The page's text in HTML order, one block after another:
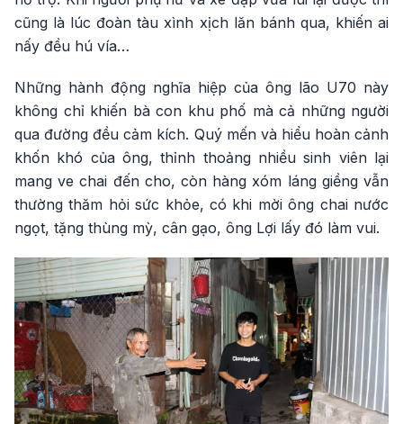
cũng là lúc đoàn tàu xình xịch lăn bánh qua, khiến ai
nấy đều hú vía…
Những hành động nghĩa hiệp của ông lão U70 này
không chỉ khiến bà con khu phố mà cả những người
qua đường đều cảm kích. Quý mến và hiểu hoàn cảnh
khốn khó của ông, thỉnh thoảng nhiều sinh viên lại
mang ve chai đến cho, còn hàng xóm láng giềng vẫn
thường thăm hỏi sức khỏe, có khi mời ông chai nước
ngọt, tặng thùng mỳ, cân gạo, ông Lợi lấy đó làm vui.